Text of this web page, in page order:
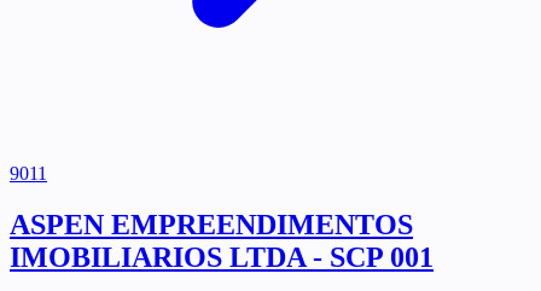
9011
ASPEN EMPREENDIMENTOS
IMOBILIARIOS LTDA - SCP 001